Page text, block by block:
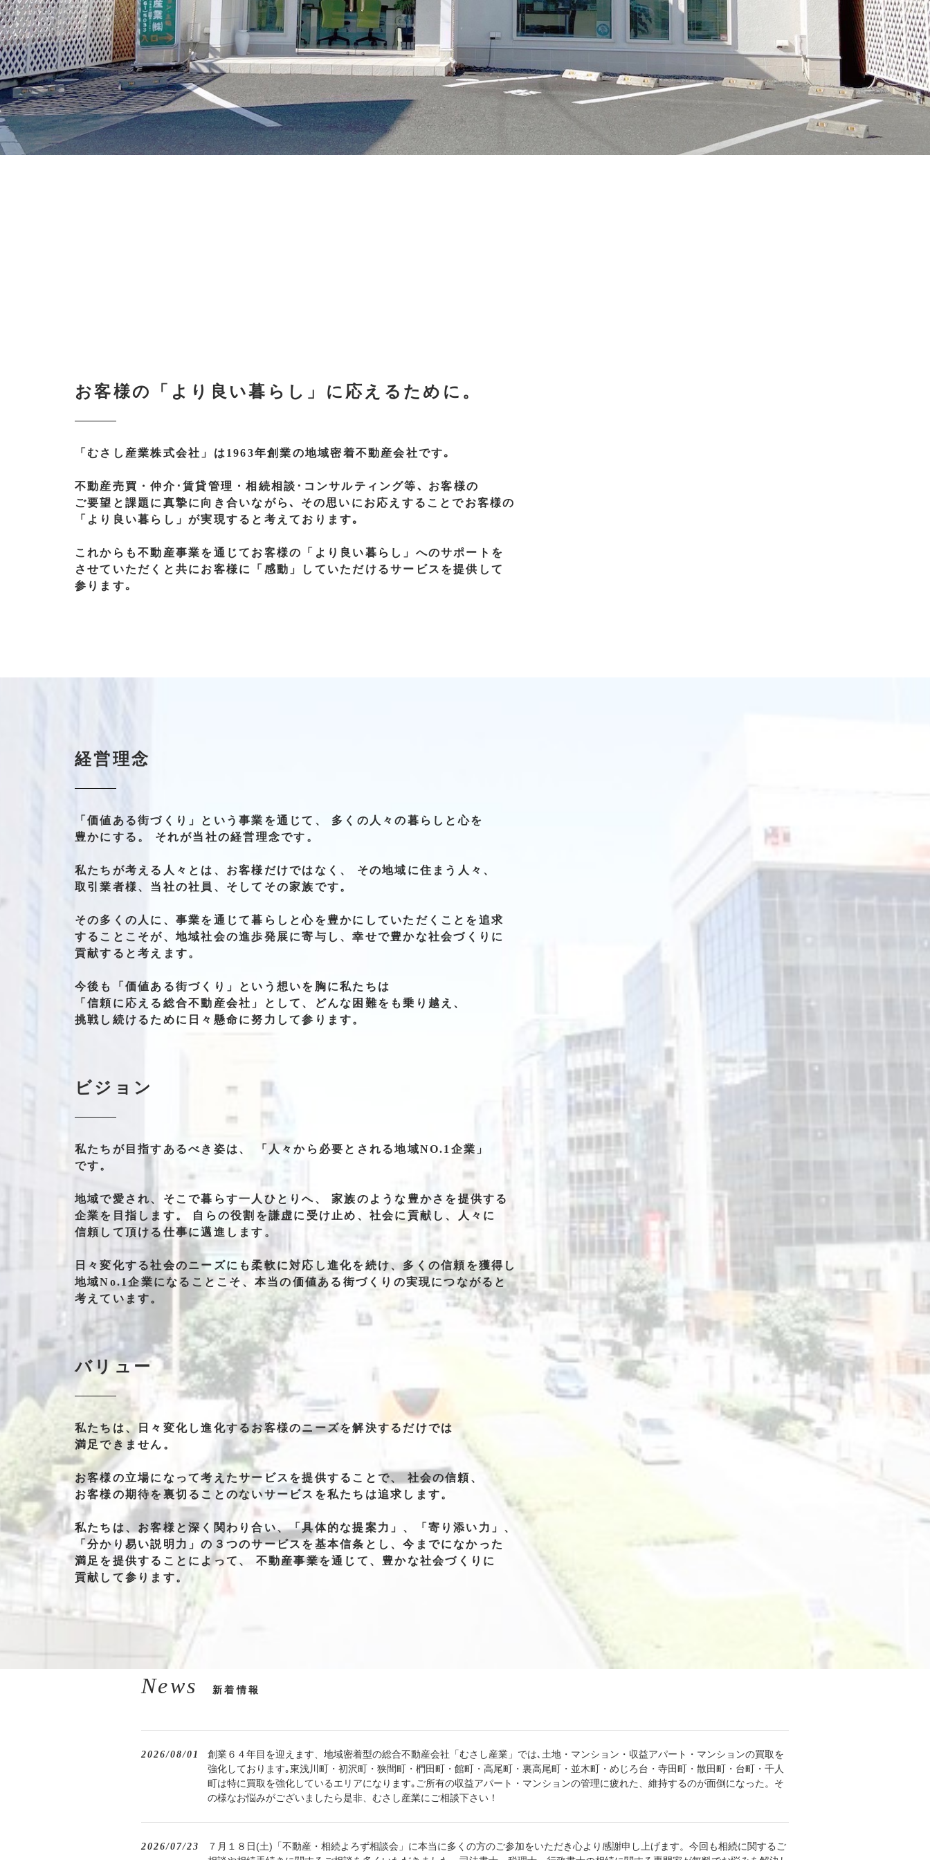
お客様の「より良い暮らし」に 応えるために。
「むさし産業株式会社」 は1963年創業の地域密着不動産会社です｡
不動産売買・仲介･賃貸管理・相続相談･ コンサルティング等､
お客様の
ご要望と 課題に 真摯に 向き合いながら､ その思いに お応えすることでお客様の
「より良い暮らし」が実現すると 考えて おります｡
これからも不動産事業を通じてお客様の 「より良い暮らし」 へのサポートを
させて いただくと 共に お客様に 「感動」 していただけるサービスを提供して
参ります｡
経営理念
「価値ある街づくり」 という事業を通じて、 多くの人々の暮らしと心を
豊かにする。
それが当社の経営理念です。
私たちが考える 人々とは、 お客様 だけではなく、 その地域に住まう人々、
取引業者様、 当社の社員、 そして その家族です。
その多くの人に、 事業を通じて暮らしと心を豊かに していただくことを 追求
する ことこそが、 地域社会の進歩発展に寄与し、幸せで豊かな社会づくりに
貢献すると考えます。
今後も 「価値ある街づくり」 という想いを 胸に私たちは
「信頼に応える総合不動産会社」
として、 どんな困難をも乗り越え、
挑戦し続ける ために 日々懸命に努力して参ります。
ビジョン
私たちが 目指す あるべき 姿は、
「人々から必要とされる地域NO.1企業」
です。
地域で愛され、 そこで暮らす一人ひとりへ、 家族の ような 豊かさを提供する
企業を 目指します。 自らの役割を謙虚に 受け止め、 社会に 貢献し、
人々に
信頼して頂ける 仕事に邁進 します。
日々変化する社会のニーズにも柔軟に対応し 進化を続け、多くの信頼を獲得し
地域No.1企業になることこそ、 本当の価値ある 街づくりの実現につながると
考えて います。
バリュー
私たちは、 日々変化し進化する お客様のニーズを解決する だけでは
満足できません。
お客様の立場になって考えたサービスを提供することで、
社会の信頼、
お客様の期待を 裏切る ことのないサービスを私たちは追求します。
私たちは、 お客様と深く関わり合い、「具体的な提案力」、
「寄り添い力」、
「分かり易い説明力」の ３つのサービスを 基本信条とし、今までになかった
満足を提供する ことによって、 不動産事業を通じて、 豊かな社会づくりに
貢献して参ります。
News 新着情報
2026/08/01
創業６４年目を迎えます、地域密着型の総合不動産会社「むさし産業」では､土地・マンション・収益アパート・マンションの買取を
強化しております｡東浅川町・初沢町・狭間町・椚田町・館町・高尾町・裏高尾町・並木町・めじろ台・寺田町・散田町・台町・千人
町は特に買取を強化しているエリアになります｡ご所有の収益アパート・マンションの管理に疲れた、維持するのが面倒になった。そ
の様なお悩みがございましたら是非、むさし産業にご相談下さい！
2026/07/23
７月１８日(土)「不動産・相続よろず相談会」に本当に多くの方のご参加をいただき心より感謝申し上げます。今回も相続に関するご